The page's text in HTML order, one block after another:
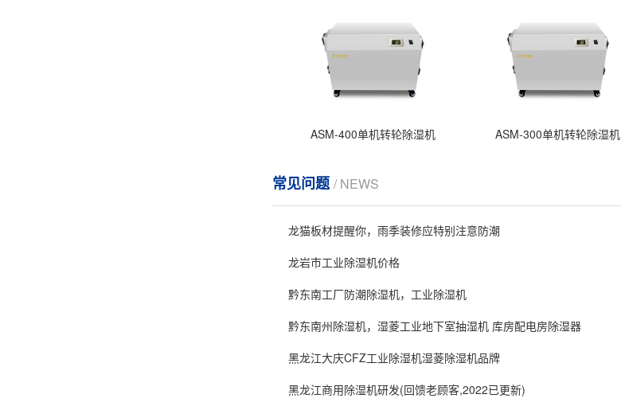
ASM-400单机转轮除湿机 ASM-300单机转轮除湿机
常见问题/ NEWS
龙猫板材提醒你，雨季装修应特别注意防潮
龙岩市工业除湿机价格
黔东南工厂防潮除湿机，工业除湿机
黔东南州除湿机，湿菱工业地下室抽湿机 库房配电房除湿器
黑龙江大庆CFZ工业除湿机湿菱除湿机品牌
黑龙江商用除湿机研发(回馈老顾客,2022已更新)